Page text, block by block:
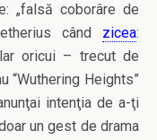
„falsă coborâre de
când zicea:
oricui – trecut de
“Wuthering Heights”
intenţia de a-ţi
un gest de drama